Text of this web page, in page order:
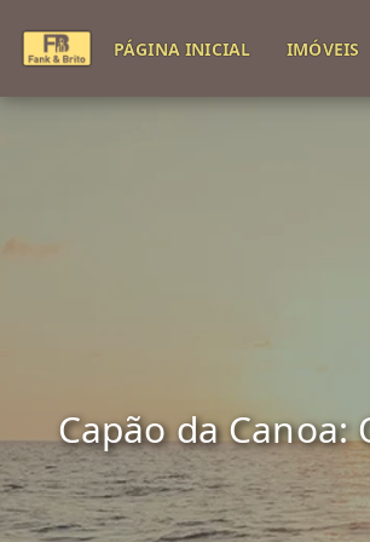
PÁGINA INICIAL IMÓVEIS
Capão da